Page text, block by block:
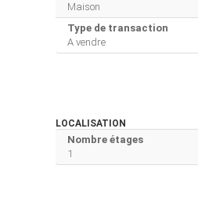
Maison
Type de transaction
A vendre
LOCALISATION
Nombre étages
1